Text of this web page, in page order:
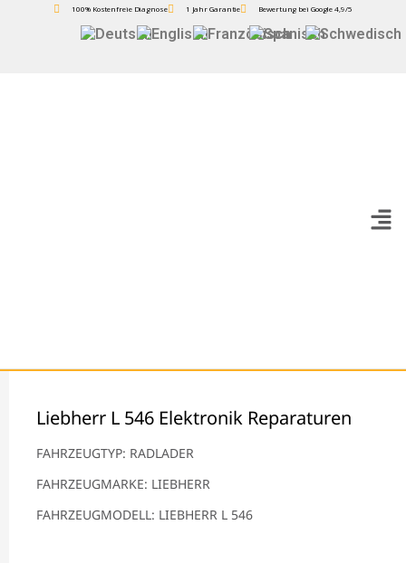
100% Kostenfreie Diagnose 1 Jahr Garantie Bewertung bei Google 4,9/5
Liebherr L 546 Elektronik Reparaturen
FAHRZEUGTYP: RADLADER
FAHRZEUGMARKE: LIEBHERR
FAHRZEUGMODELL: LIEBHERR L 546